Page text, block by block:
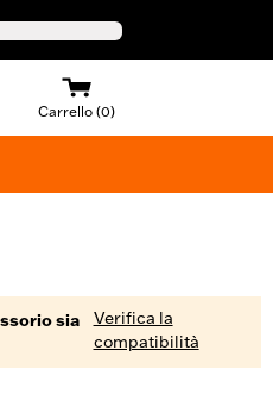
Carrello (0)
sia
Verifica la
compatibilità